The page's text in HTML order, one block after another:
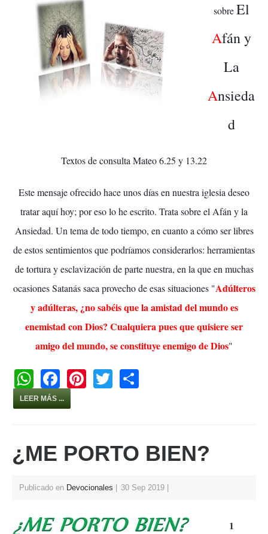
sobreEl
Afán y
La
Ansieda
d
Textos de consulta Mateo 6.25 y 13.22
Este mensaje ofrecido hace unos días en nuestra iglesia deseo
tratar aquí hoy; por eso lo he escrito. Trata sobre el Afán y la
Ansiedad. Un tema de todo tiempo, en cuanto a cómo ser libres
de estos sentimientos que podríamos considerarlos: herramientas
de tortura y esclavización de parte nuestra, en la que en muchas
ocasiones Satanás saca provecho de esas situaciones "Adúlteros
y adúlteras, ¿no sabéis que la amistad del mundo es
enemistad con Dios? Cualquiera pues que quisiere ser
amigo del mundo, se constituye enemigo de Dios"
W
h
at
A
p
F
a
c
b
o
k
Pi
st
T
LEER MÁS ...
¿ME PORTO BIEN?
Publicado en Devocionales 30 Sep 2019
1